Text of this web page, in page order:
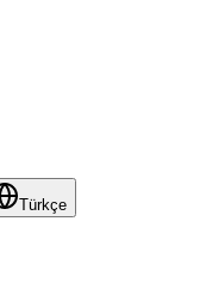
Türkçe